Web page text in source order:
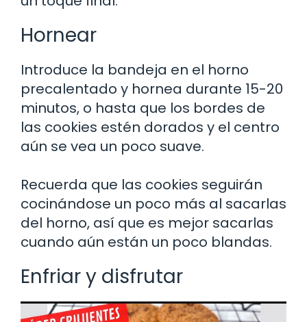
Hornear
Introduce la bandeja en el horno
precalentado y hornea durante 15-20
minutos, o hasta que los bordes de
las cookies estén dorados y el centro
aún se vea un poco suave.
Recuerda que las cookies seguirán
cocinándose un poco más al sacarlas
del horno, así que es mejor sacarlas
cuando aún están un poco blandas.
Enfriar y disfrutar